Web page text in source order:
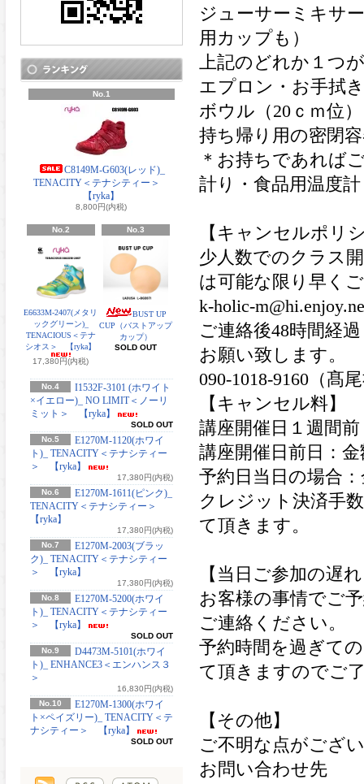
No.1
C8149M-G603(レッド)_
TENACITY＜テナシティー＞
【ryka】
8,800円(内税)
No.2
E6633M-2407(メタリ
ックグリーン)_
TENACIOUS＜テナ
シオス＞ 【ryka】
17,380円(内税)
No.3
BUST UP
CUP（バストアップ
カップ）
SOLD OUT
No.4
I1532F-3101 (ホワイト
×イエロー)_ NO LIMIT＜ノーリ
ミット＞ 【ryka】
SOLD OUT
No.5
E1270M-1120(ホワイ
ト)_ TENACITY＜テナシティー
＞ 【ryka】
17,380円(内税)
No.6
E1270M-1611(ピンク)_
TENACITY＜テナシティー＞
【ryka】
17,380円(内税)
No.7
E1270M-2003(ブラッ
ク)_ TENACITY＜テナシティー
＞ 【ryka】
17,380円(内税)
No.8
E1270M-5200(ホワイ
ト)_ TENACITY＜テナシティー
＞ 【ryka】
SOLD OUT
No.9
D4473M-5101(ホワイ
ト)_ ENHANCE3＜エンハンス３
＞
16,830円(内税)
No.10
E1270M-1300(ホワイ
ト×ペイズリー)_ TENACITY＜テ
ナシティー＞ 【ryka】
SOLD OUT
ジューサーミキサ
用カップも）
上記のどれか１つ
エプロン・お手拭
ボウル（20ｃｍ位
持ち帰り用の密閉
＊お持ちであれば
計り・食品用温度計
【キャンセルポリ
少人数でのクラス
は可能な限り早く
k-holic-
ご連絡後48時間経
お願い致します。
090-1018-9160（髙
【キャンセル料】
講座開催日１週間
講座開催日前日：
予約日当日の場合
クレジット決済手
て頂きます。
【当日ご参加の遅
お客様の事情でご
ご連絡ください。
予約時間を過ぎて
て頂きますのでご
【その他】
ご不明な点がござ
お問い合わせ先